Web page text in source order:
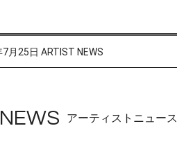
月25日 ARTIST NEWS
アーティストニュース